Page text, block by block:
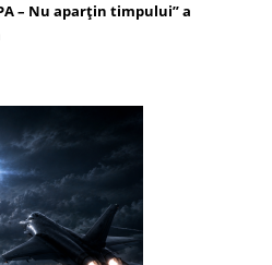
– Nu aparțin timpului” a